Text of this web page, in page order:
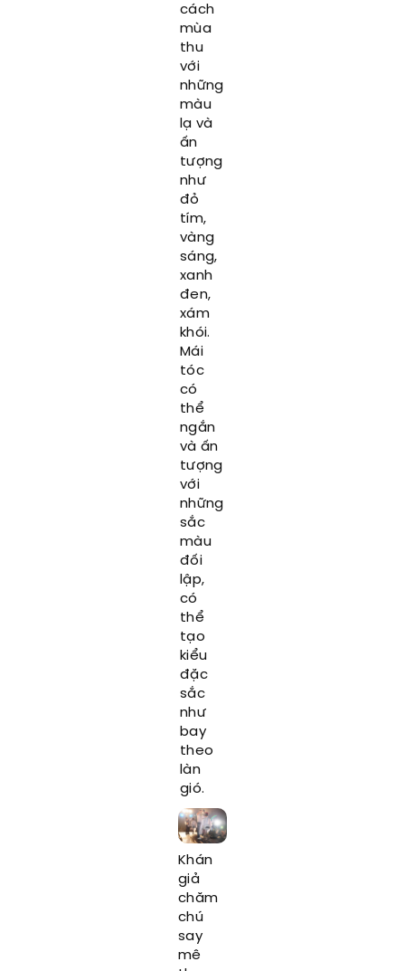
cách
mùa
thu
với
những
màu
lạ và
ấn
tượng
như
đỏ
tím,
vàng
sáng,
xanh
đen,
xám
khói.
Mái
tóc
có
thể
ngắn
và ấn
tượng
với
những
sắc
màu
đối
lập,
có
thể
tạo
kiểu
đặc
sắc
như
bay
theo
làn
gió.
Khán
giả
chăm
chú
say
mê